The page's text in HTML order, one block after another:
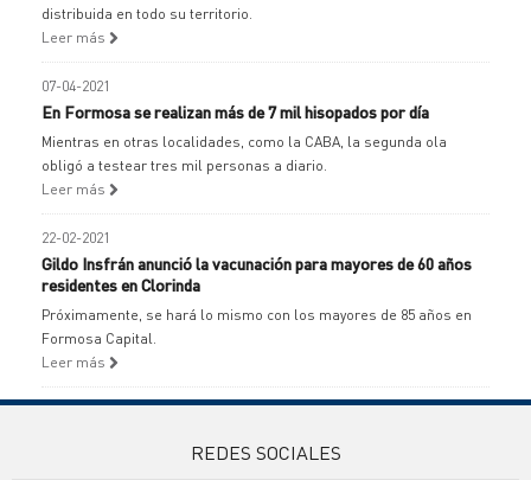
distribuida en todo su territorio.
Leer más
07-04-2021
En Formosa se realizan más de 7 mil hisopados por día
Mientras en otras localidades, como la CABA, la segunda ola
obligó a testear tres mil personas a diario.
Leer más
22-02-2021
Gildo Insfrán anunció la vacunación para mayores de 60 años
residentes en Clorinda
Próximamente, se hará lo mismo con los mayores de 85 años en
Formosa Capital.
Leer más
REDES SOCIALES